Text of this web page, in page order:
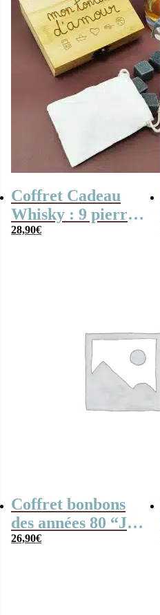
Coffret Cadeau
Whisky : 9 pierres
dans une boîte
28,90€
Coffret bonbons
des années 80 “Je
suis un tonton qui
26,90€